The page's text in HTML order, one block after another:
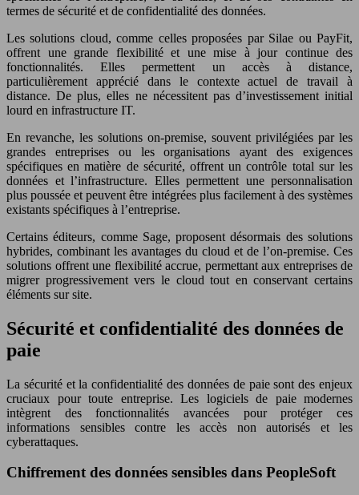
termes de sécurité et de confidentialité des données.
Les solutions cloud, comme celles proposées par Silae ou PayFit,
offrent une grande flexibilité et une mise à jour continue des
fonctionnalités. Elles permettent un accès à distance,
particulièrement apprécié dans le contexte actuel de travail à
distance. De plus, elles ne nécessitent pas d’investissement initial
lourd en infrastructure IT.
En revanche, les solutions on-premise, souvent privilégiées par les
grandes entreprises ou les organisations ayant des exigences
spécifiques en matière de sécurité, offrent un contrôle total sur les
données et l’infrastructure. Elles permettent une personnalisation
plus poussée et peuvent être intégrées plus facilement à des systèmes
existants spécifiques à l’entreprise.
Certains éditeurs, comme Sage, proposent désormais des solutions
hybrides, combinant les avantages du cloud et de l’on-premise. Ces
solutions offrent une flexibilité accrue, permettant aux entreprises de
migrer progressivement vers le cloud tout en conservant certains
éléments sur site.
Sécurité et confidentialité des données de
paie
La sécurité et la confidentialité des données de paie sont des enjeux
cruciaux pour toute entreprise. Les logiciels de paie modernes
intègrent des fonctionnalités avancées pour protéger ces
informations sensibles contre les accès non autorisés et les
cyberattaques.
Chiffrement des données sensibles dans PeopleSoft